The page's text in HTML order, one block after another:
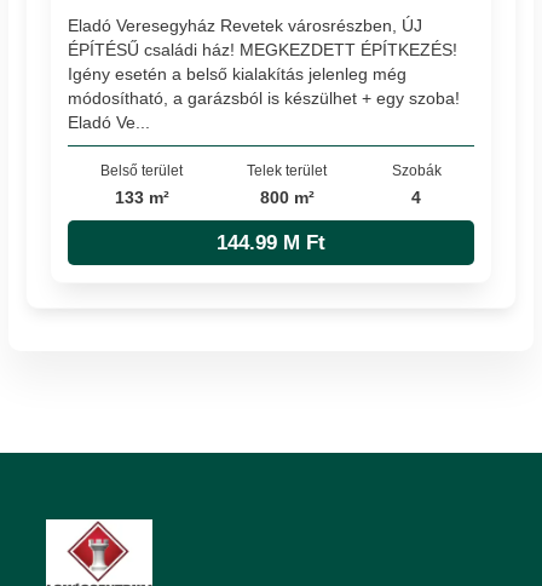
Eladó Veresegyház Revetek városrészben, ÚJ
ÉPÍTÉSŰ családi ház! MEGKEZDETT ÉPÍTKEZÉS!
Igény esetén a belső kialakítás jelenleg még
módosítható, a garázsból is készülhet + egy szoba!
Eladó Ve...
Belső terület
133 m²
Telek terület
800 m²
Szobák
4
144.99 M Ft